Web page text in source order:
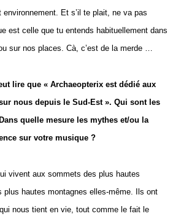
environnement. Et s’il te plait, ne va pas
est celle que tu entends habituellement dans
sur nos places. Cà, c’est de la merde …
lire que « Archaeopterix est dédié aux
nous depuis le Sud-Est ». Qui sont les
quelle mesure les mythes et/ou la
sur votre musique ?
vivent aux sommets des plus hautes
plus hautes montagnes elles-même. Ils ont
nous tient en vie, tout comme le fait le